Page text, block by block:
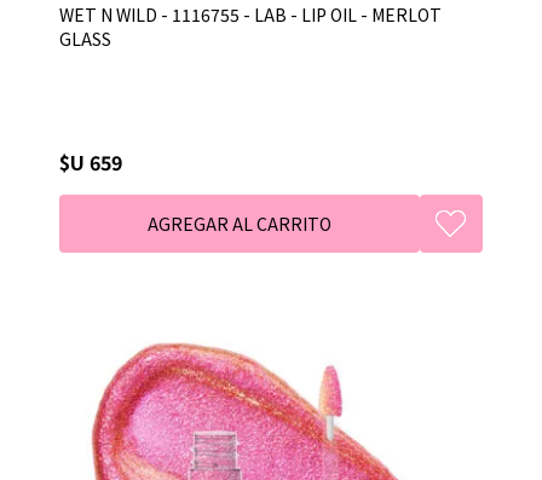
WET N WILD - 1116755 - LAB - LIP OIL - MERLOT
GLASS
$U 659